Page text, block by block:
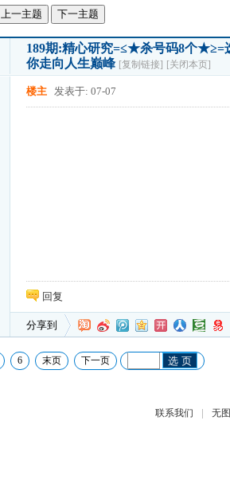
上一主题 下一主题
189期:精心研究=≤★杀号码8个★≥=
你走向人生巅峰 [复制链接] [关闭本页]
楼主 发表于: 07-07
回复
分享到
6 末页 下一页 选 页
联系我们 | 无